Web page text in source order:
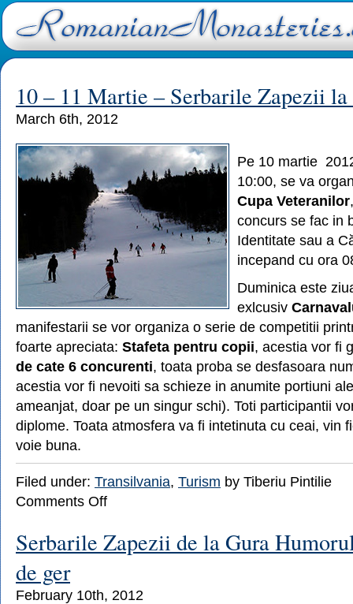
10 – 11 Martie – Serbarile Zapezii la
March 6th, 2012
Pe 10 martie
10:00, se va
Cupa Veteranilor
concurs se fac in
Identitate sau a
incepand cu ora
Duminica este
exlcusiv
manifestarii se vor organiza o serie de competitii
foarte apreciata: Stafeta pentru copii, acestia vor fi
de cate 6 concurenti, toata proba se desfasoara
acestia vor fi nevoiti sa schieze in anumite portiuni
ameanjat, doar pe un singur schi). Toti participantii
diplome. Toata atmosfera va fi intetinuta cu ceai, vin
voie buna.
Filed under: Transilvania, Turism by Tiberiu Pintilie
Comments Offon
11
Martie
Zapezii
Serbarile Zapezii de la Gura
de ger
February 10th, 2012